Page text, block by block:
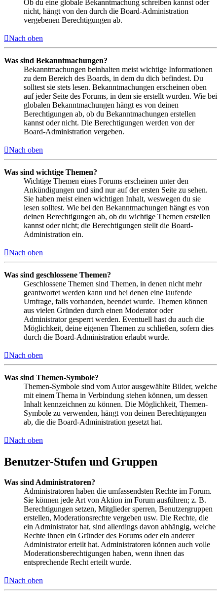
Ob du eine globale Bekanntmachung schreiben kannst oder
nicht, hängt von den durch die Board-Administration
vergebenen Berechtigungen ab.
Nach oben
Was sind Bekanntmachungen?
Bekanntmachungen beinhalten meist wichtige Informationen
zu dem Bereich des Boards, in dem du dich befindest. Du
solltest sie stets lesen. Bekanntmachungen erscheinen oben
auf jeder Seite des Forums, in dem sie erstellt wurden. Wie bei
globalen Bekanntmachungen hängt es von deinen
Berechtigungen ab, ob du Bekanntmachungen erstellen
kannst oder nicht. Die Berechtigungen werden von der
Board-Administration vergeben.
Nach oben
Was sind wichtige Themen?
Wichtige Themen eines Forums erscheinen unter den
Ankündigungen und sind nur auf der ersten Seite zu sehen.
Sie haben meist einen wichtigen Inhalt, weswegen du sie
lesen solltest. Wie bei den Bekanntmachungen hängt es von
deinen Berechtigungen ab, ob du wichtige Themen erstellen
kannst oder nicht; die Berechtigungen stellt die Board-
Administration ein.
Nach oben
Was sind geschlossene Themen?
Geschlossene Themen sind Themen, in denen nicht mehr
geantwortet werden kann und bei denen eine laufende
Umfrage, falls vorhanden, beendet wurde. Themen können
aus vielen Gründen durch einen Moderator oder
Administrator gesperrt werden. Eventuell hast du auch die
Möglichkeit, deine eigenen Themen zu schließen, sofern dies
durch die Board-Administration erlaubt wurde.
Nach oben
Was sind Themen-Symbole?
Themen-Symbole sind vom Autor ausgewählte Bilder, welche
mit einem Thema in Verbindung stehen können, um dessen
Inhalt kennzeichnen zu können. Die Möglichkeit, Themen-
Symbole zu verwenden, hängt von deinen Berechtigungen
ab, die die Board-Administration gesetzt hat.
Nach oben
Benutzer-Stufen und Gruppen
Was sind Administratoren?
Administratoren haben die umfassendsten Rechte im Forum.
Sie können jede Art von Aktion im Forum ausführen; z. B.
Berechtigungen setzen, Mitglieder sperren, Benutzergruppen
erstellen, Moderationsrechte vergeben usw. Die Rechte, die
ein Administrator hat, sind allerdings davon abhängig, welche
Rechte ihnen ein Gründer des Forums oder ein anderer
Administrator erteilt hat. Administratoren können auch volle
Moderationsberechtigungen haben, wenn ihnen das
entsprechende Recht erteilt wurde.
Nach oben